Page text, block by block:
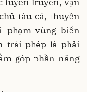
tuyên truyền, vận
tàu cá, thuyền
phạm vùng biển
trái phép là phải
góp phần nâng